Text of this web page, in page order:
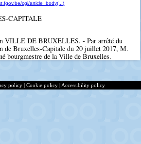
cgi/article_body(...)
CAPITALE
VILLE DE BRUXELLES. - Par arrêté du
de Bruxelles-Capitale du 20 juillet 2017, M.
bourgmestre de la Ville de Bruxelles.
policy | Cookie policy | Accessibility policy